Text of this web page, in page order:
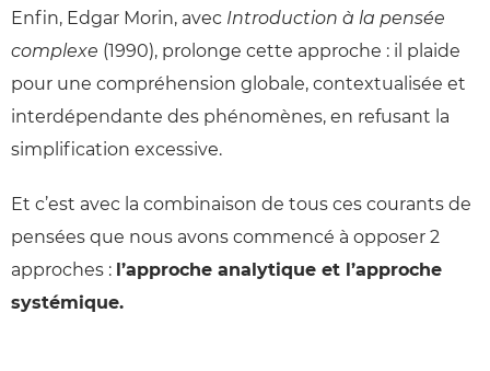
Enfin, Edgar Morin, avec Introduction à la pensée
complexe (1990), prolonge cette approche : il plaide
pour une compréhension globale, contextualisée et
interdépendante des phénomènes, en refusant la
simplification excessive.
Et c’est avec la combinaison de tous ces courants de
pensées que nous avons commencé à opposer 2
approches : l’approche analytique et l’approche
systémique.